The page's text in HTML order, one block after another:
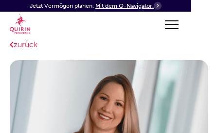
Jetzt Vermögen planen. Mit dem Q-Navigator.
zurück